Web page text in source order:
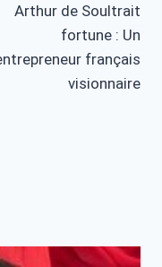
Arthur de Soultrait
fortune : Un
français
visionnaire